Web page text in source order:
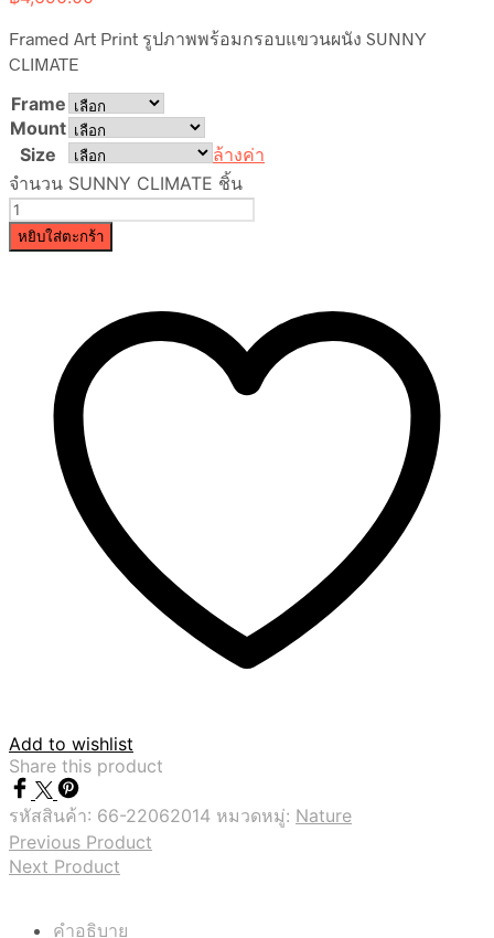
Framed Art Print รูปภาพพร้อมกรอบแขวนผนัง SUNNY
CLIMATE
Frame
Mount
Size
ล้างค่า
จำนวน SUNNY CLIMATE ชิ้น
หยิบใส่ตะกร้า
Add to wishlist
Share this product
รหัสสินค้า: 66-22062014 หมวดหมู่: Nature
Previous Product
Next Product
คำอธิบาย